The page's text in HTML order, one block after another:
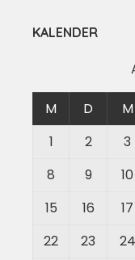
KALENDER
M D M
1
2 3
8
9 10
15
16 17
22
23 24